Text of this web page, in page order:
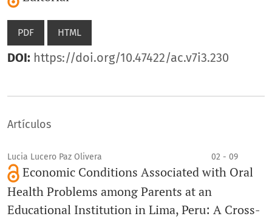
PDF HTML
DOI: https://doi.org/10.47422/ac.v7i3.230
Artículos
Lucia Lucero Paz Olivera 02 - 09
Economic Conditions Associated with Oral
Health Problems among Parents at an
Educational Institution in Lima, Peru: A Cross-